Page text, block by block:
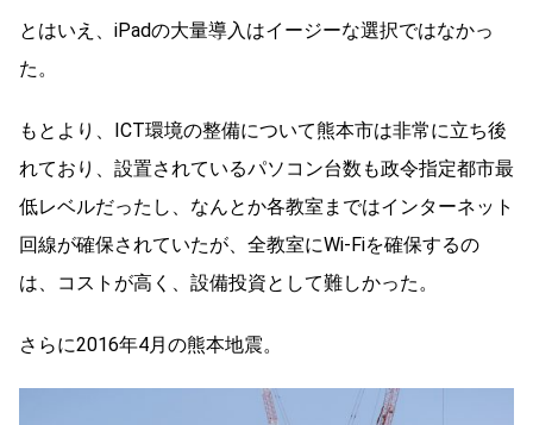
とはいえ、iPadの大量導入はイージーな選択ではなかっ
た。
もとより、ICT環境の整備について熊本市は非常に立ち後
れており、設置されているパソコン台数も政令指定都市最
低レベルだったし、なんとか各教室まではインターネット
回線が確保されていたが、全教室にWi-Fiを確保するの
は、コストが高く、設備投資として難しかった。
さらに2016年4月の熊本地震。